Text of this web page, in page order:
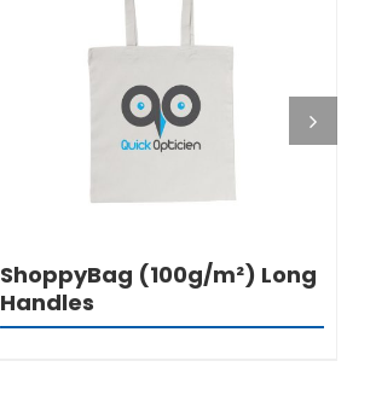
ShoppyBag (100g/m²) Long
Handles